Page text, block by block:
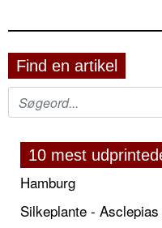
Find en artikel
10 mest
Hamburg
Silkeplante - Asclepias